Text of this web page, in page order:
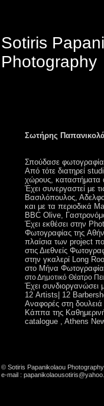
Sotiris
Photography
Σωτήρης
Σπούδασε
Από τότε διατηρεί
χώρους, καταστήματα
Έχει συνεργαστεί με
Βασιλόπουλος,
και με τα περιοδικά
BBC Olive,
Έχει εκθέσει στην
Φωτογραφίας της
πλαίσια των project
στις Διεθνείς
στην γκαλερί Long
στο Μήνα
στο Δημοτικό Θέατρο
Έχει συνδιοργανώσει
12 Artists| 12
Αναφορές στη
Κάππα της
catalogue , Athens
© Sotiris Papanikolaou
e-mail :